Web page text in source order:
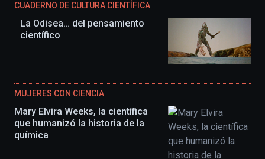
CUADERNO DE CULTURA CIENTÍFICA
La Odisea… del pensamiento
científico
MUJERES CON CIENCIA
Mary Elvira Weeks, la científica
que humanizó la historia de la
química